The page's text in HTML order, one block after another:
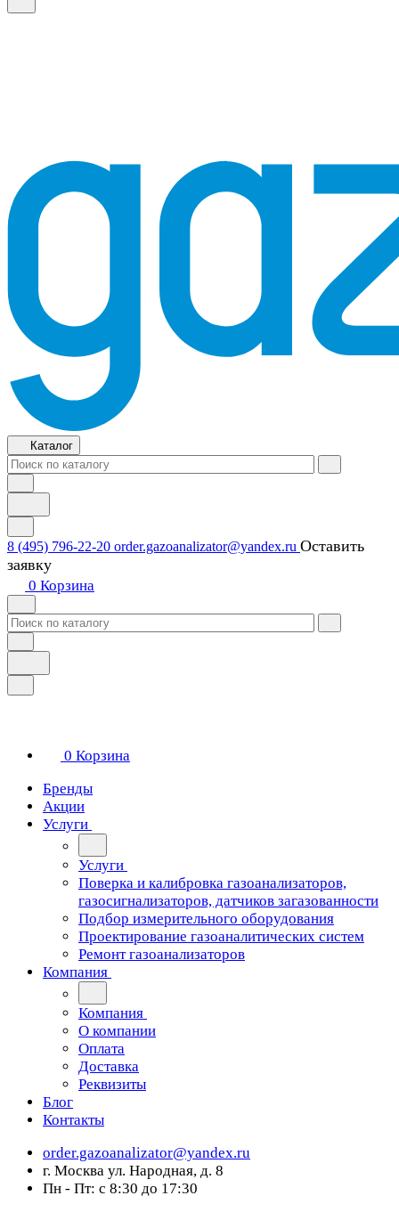
Каталог
8 (495) 796-22-20 order.gazoanalizator@yandex.ru Оставить
заявку
0 Корзина
0 Корзина
Бренды
Акции
Услуги
Услуги
Поверка и калибровка газоанализаторов,
газосигнализаторов, датчиков загазованности
Подбор измерительного оборудования
Проектирование газоаналитических систем
Ремонт газоанализаторов
Компания
Компания
О компании
Оплата
Доставка
Реквизиты
Блог
Контакты
order.gazoanalizator@yandex.ru
г. Москва ул. Народная, д. 8
Пн - Пт: с 8:30 до 17:30